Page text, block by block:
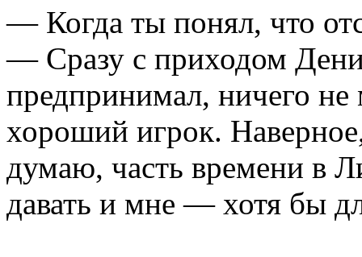
— Когда ты понял, что
— Сразу с приходом
предпринимал, ничего
хороший игрок.
думаю, часть времени в
давать и мне — хотя бы